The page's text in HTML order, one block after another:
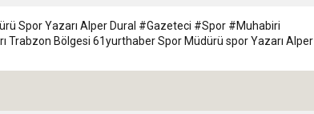
Resmen KAP’a Bildirdi
Salah Transferini Tamamladı
Spor Yazarı Alper Dural #Gazeteci #Spor #Muhabiri
Trabzon Bölgesi 61yurthaber Spor Müdürü spor Yazarı Alper